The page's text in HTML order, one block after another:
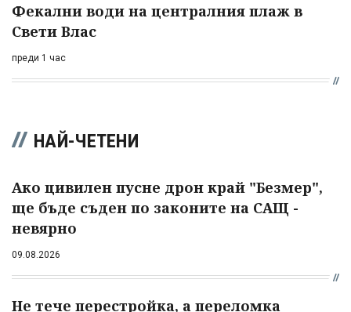
Фекални води на централния плаж в
Свети Влас
преди 1 час
НАЙ-ЧЕТЕНИ
Ако цивилен пусне дрон край "Безмер",
ще бъде съден по законите на САЩ -
невярно
09.08.2026
Не тече перестройка, а переломка